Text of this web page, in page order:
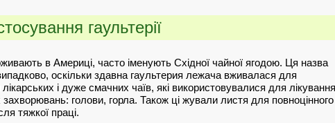
гаультерії
в Америці, часто іменують Східної чайної ягодою. Ця назва
оскільки здавна гаультерия лежача вживалася для
і дуже смачних чаїв, які використовувалися для лікування
захворювань: голови, горла. Також ці жували листя для повноцінного
тяжкої праці.